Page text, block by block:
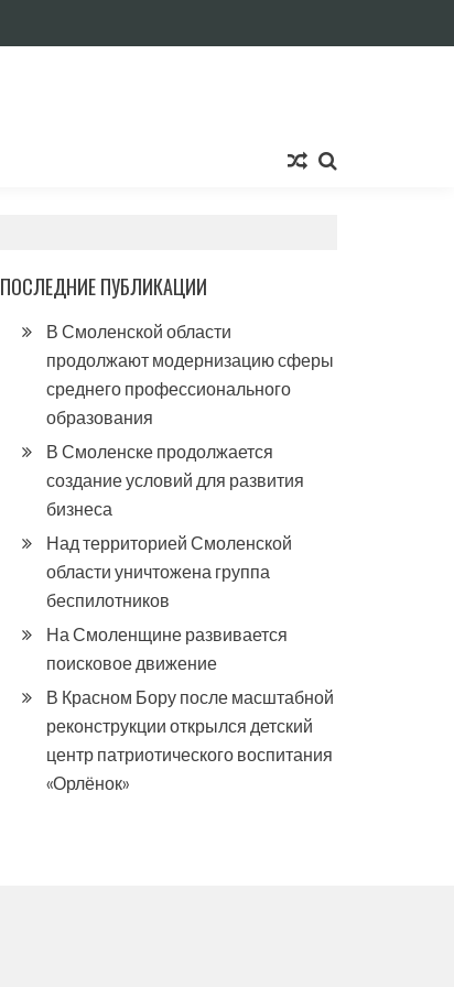
ПОСЛЕДНИЕ ПУБЛИКАЦИИ
В Смоленской области
продолжают модернизацию сферы
среднего профессионального
образования
В Смоленске продолжается
создание условий для развития
бизнеса
Над территорией Смоленской
области уничтожена группа
беспилотников
На Смоленщине развивается
поисковое движение
В Красном Бору после масштабной
реконструкции открылся детский
центр патриотического воспитания
«Орлёнок»